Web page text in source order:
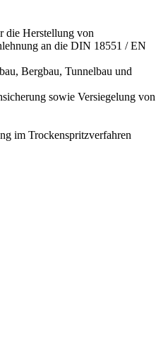
die Herstellung von
an die DIN 18551 / EN
Bergbau, Tunnelbau und
sowie Versiegelung von
im Trockenspritzverfahren